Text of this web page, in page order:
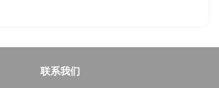
联系我们